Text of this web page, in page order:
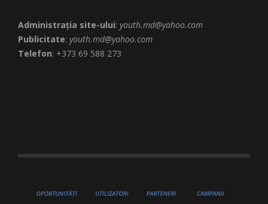
Administrația site-ului: youth.md@yahoo.com
Publicitate: youth.md@yahoo.com
Telefon: +373 69 588 273